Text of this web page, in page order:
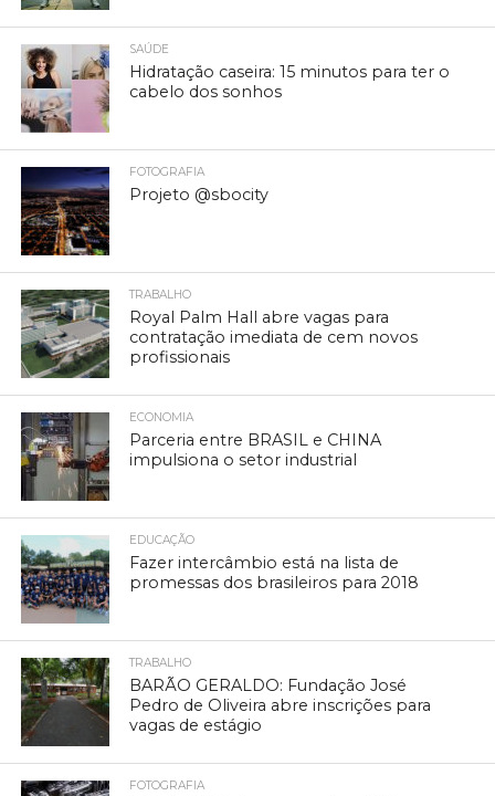
SAÚDE
Hidratação caseira: 15 minutos para ter o
cabelo dos sonhos
FOTOGRAFIA
Projeto @sbocity
TRABALHO
Royal Palm Hall abre vagas para
contratação imediata de cem novos
profissionais
ECONOMIA
Parceria entre BRASIL e CHINA
impulsiona o setor industrial
EDUCAÇÃO
Fazer intercâmbio está na lista de
promessas dos brasileiros para 2018
TRABALHO
BARÃO GERALDO: Fundação José
Pedro de Oliveira abre inscrições para
vagas de estágio
FOTOGRAFIA